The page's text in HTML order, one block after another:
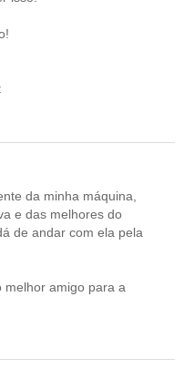
da minha máquina,
e das melhores do
de andar com ela pela
melhor amigo para a